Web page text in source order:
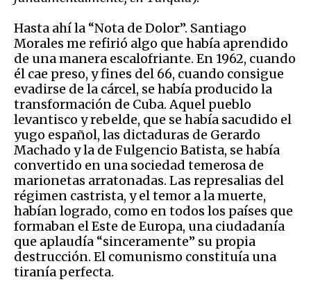
Hasta ahí la “Nota de Dolor”. Santiago
Morales me refirió algo que había aprendido
de una manera escalofriante. En 1962, cuando
él cae preso, y fines del 66, cuando consigue
evadirse de la cárcel, se había producido la
transformación de Cuba. Aquel pueblo
levantisco y rebelde, que se había sacudido el
yugo español, las dictaduras de Gerardo
Machado y la de Fulgencio Batista, se había
convertido en una sociedad temerosa de
marionetas arratonadas. Las represalias del
régimen castrista, y el temor a la muerte,
habían logrado, como en todos los países que
formaban el Este de Europa, una ciudadanía
que aplaudía “sinceramente” su propia
destrucción. El comunismo constituía una
tiranía perfecta.